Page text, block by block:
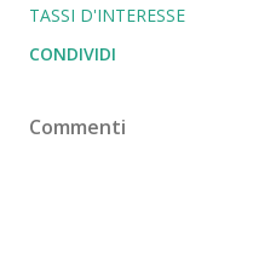
TASSI D'INTERESSE
CONDIVIDI
Commenti